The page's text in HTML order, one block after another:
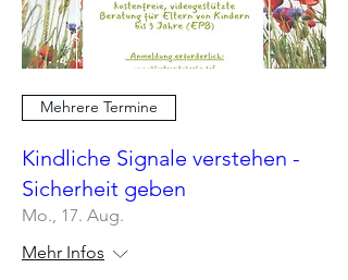
Mehrere Termine
Kindliche Signale verstehen -
Sicherheit geben
Mo., 17. Aug.
Mehr Infos